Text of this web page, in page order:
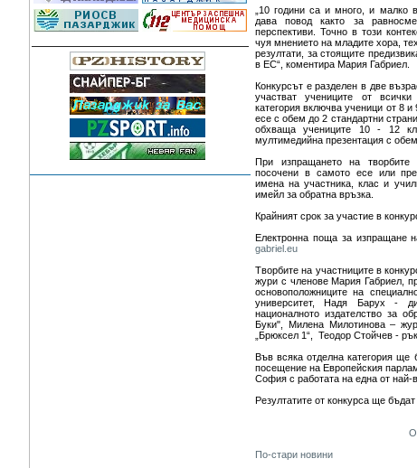
„10 години са и много, и малко
дава повод както за
перспективи. Точно в този
чуя мнението на младите хора,
резултати, за стоящите
в ЕС“, коментира Мария Габриел.
Конкурсът е разделен в две
участват учениците от
категория включва ученици от 8
есе с обем до 2 стандартни
обхваща учениците 10 - 12
мултимедийна презентация с
При изпращането на творбите
посочени в самото есе или
имена на участника, клас и
имейл за обратна връзка.
Крайният срок за участие в
Електронна поща за изпращане
gabriel.eu
Творбите на участниците в
жури с членове Мария Габриел,
основоположниците на
университет, Надя Барух -
националното издателство за
Буки", Милена Милотинова –
„Брюксел 1“, Теодор Стойчев -
Във всяка отделна категория ще
посещение на Европейския
София с работата на една от най-
Резултатите от конкурса ще
По-стари новини